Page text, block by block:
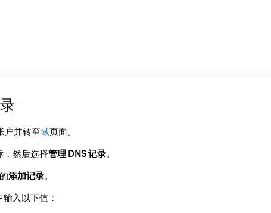
户并转至域页面。
，然后选择管理 DNS 记录。
添加记录。
输入以下值：